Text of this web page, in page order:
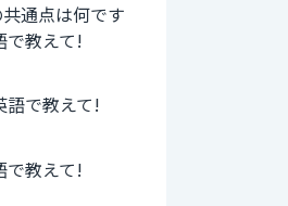
通点は何です
で教えて!
語で教えて!
で教えて!